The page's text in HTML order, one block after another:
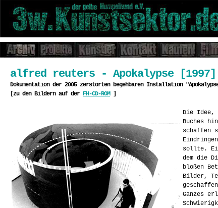
alfred reuters - Apokalypse [1997]
Dokumentation der 2005 zerstörten begehbaren Installation
[zu den Bildern auf der FH-CD-ROM]
Die Idee,
Buches
schaffen
sollte.
dem die
bloßen
Bilder,
Ganzes